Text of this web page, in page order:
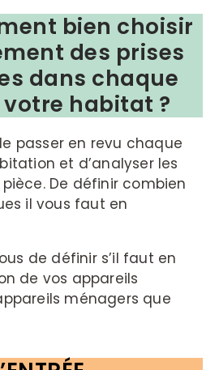
bien choisir
des prises
dans chaque
votre habitat ?
passer en revu chaque
et d’analyser les
De définir combien
il vous faut en
de définir s’il faut en
de vos appareils
ménagers que